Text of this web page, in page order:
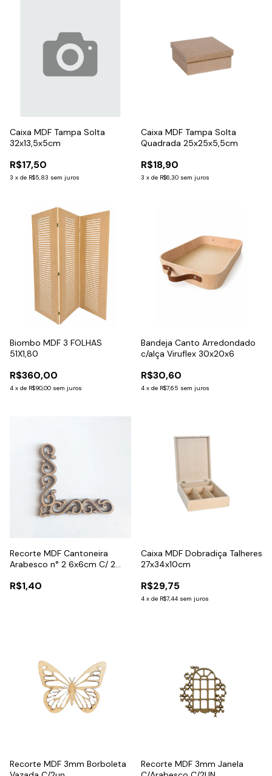
Caixa MDF Tampa Solta
32x13,5x5cm
R$17,50
3 x de R$5,83 sem juros
Caixa MDF Tampa Solta
Quadrada 25x25x5,5cm
R$18,90
3 x de R$6,30 sem juros
Biombo MDF 3 FOLHAS
51X1,80
R$360,00
4 x de R$90,00 sem juros
Bandeja Canto Arredondado
c/alça Viruflex 30x20x6
R$30,60
4 x de R$7,65 sem juros
Recorte MDF Cantoneira
Arabesco n° 2 6x6cm C/ 2
R$1,40
Caixa MDF Dobradiça Talheres
27x34x10cm
R$29,75
4 x de R$7,44 sem juros
Recorte MDF 3mm Borboleta
Recorte MDF 3mm Janela